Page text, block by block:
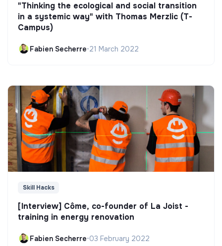
"Thinking the ecological and social transition
in a systemic way" with Thomas Merzlic (T-
Campus)
Fabien Secherre•21 March 2022
Skill Hacks
[Interview] Côme, co-founder of La Joist -
training in energy renovation
Fabien Secherre•03 February 2022